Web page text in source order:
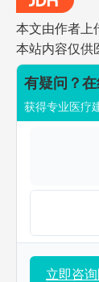
本文由作者上
本站内容仅供
有疑问？
获得专业医疗
立即咨